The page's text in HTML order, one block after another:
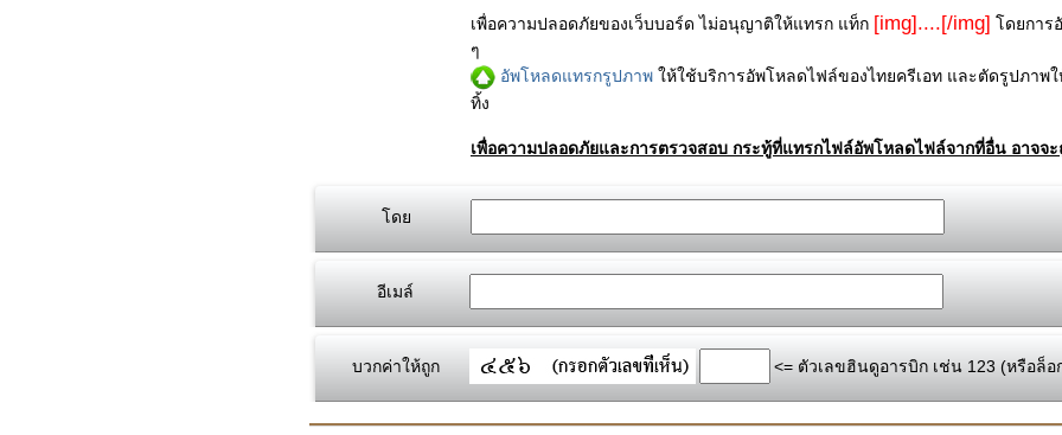
เพื่อความปลอดภัยของเว็บบอร์ด ไม่อนุญาติให้แทรก แท็ก [img]....[/img] โดยการ
ๆ
อัพโหลดแทรกรูปภาพ ให้ใช้บริการอัพโหลดไฟล์ของไทยครีเอท และตัดรูปภาพ
ทิ้ง
เพื่อความปลอดภัยและการตรวจสอบ กระทู้ที่แทรกไฟล์อัพโหลดไฟล์จากที่อื่น อาจจ
โดย
อีเมล์
บวกค่าให้ถูก <= ตัวเลขฮินดูอารบิก เช่น 123 (หรือล็